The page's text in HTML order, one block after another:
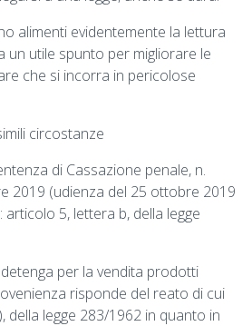
alimenti evidentemente la lettura
un utile spunto per migliorare le
che si incorra in pericolose
circostanze
di Cassazione penale, n.
2019 (udienza del 25 ottobre 2019
5, lettera b, della legge
per la vendita prodotti
risponde del reato di cui
della legge 283/1962 in quanto in